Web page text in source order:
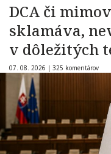
DCA či
sklamáva,
v dôležitých
07. 08. 2026 | 325 komentárov